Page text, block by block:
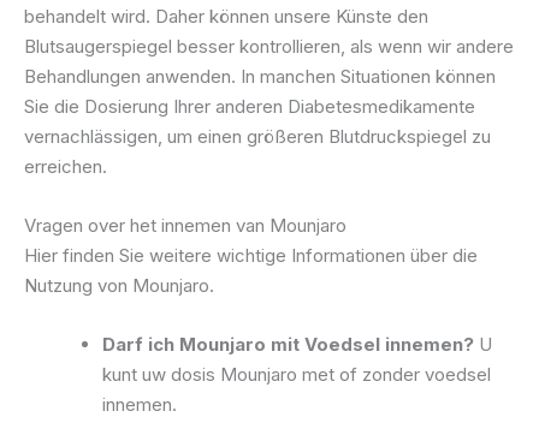
behandelt wird. Daher können unsere Künste den
Blutsaugerspiegel besser kontrollieren, als wenn wir andere
Behandlungen anwenden. In manchen Situationen können
Sie die Dosierung Ihrer anderen Diabetesmedikamente
vernachlässigen, um einen größeren Blutdruckspiegel zu
erreichen.
Vragen over het innemen van Mounjaro
Hier finden Sie weitere wichtige Informationen über die
Nutzung von Mounjaro.
Darf ich Mounjaro mit Voedsel innemen? U
kunt uw dosis Mounjaro met of zonder voedsel
innemen.